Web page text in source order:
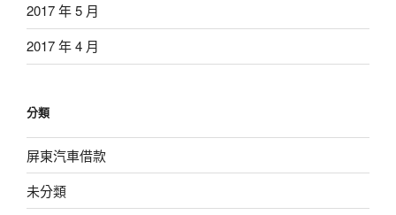
2017 年 5 月
2017 年 4 月
分類
屏東汽車借款
未分類